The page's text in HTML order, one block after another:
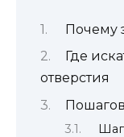
Почему
Где
отверстия
Шаг